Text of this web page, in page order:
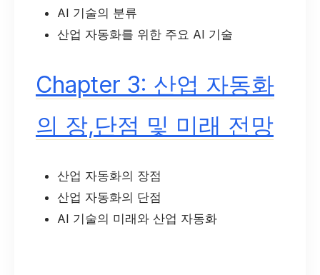
AI 기술의 분류
산업 자동화를 위한 주요 AI 기술
Chapter 3: 산업 자동화
의 장,단점 및 미래 전망
산업 자동화의 장점
산업 자동화의 단점
AI 기술의 미래와 산업 자동화